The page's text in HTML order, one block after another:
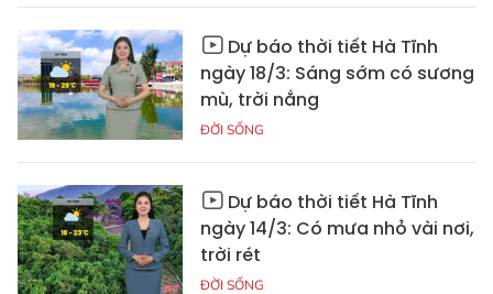
Dự báo thời tiết Hà Tĩnh
ngày 18/3: Sáng sớm có sương
mù, trời nắng
ĐỜI SỐNG
Dự báo thời tiết Hà Tĩnh
ngày 14/3: Có mưa nhỏ vài nơi,
trời rét
ĐỜI SỐNG